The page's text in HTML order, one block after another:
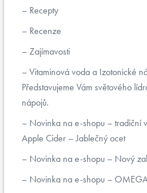
Recepty
Recenze
Zajímavosti
Vitaminová voda a Izotonické
Představujeme Vám světového
nápojů.
Novinka na e-shopu – tradiční
Apple Cider – Jablečný ocet
Novinka na e-shopu – Nový
Novinka na e-shopu –